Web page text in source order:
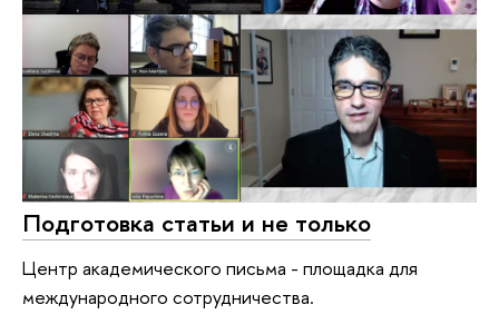
Подготовка статьи и не только
Центр академического письма - площадка для
международного сотрудничества.